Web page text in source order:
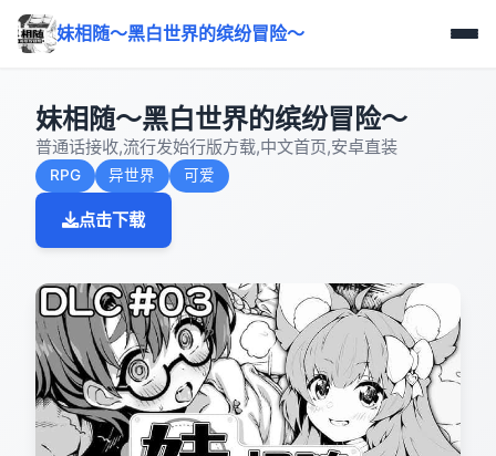
妹相随～黑白世界的缤纷冒险～
妹相随～黑白世界的缤纷冒险～
普通话接收,流行发始行版方载,中文首页,安卓直装
RPG 异世界 可爱
点击下载